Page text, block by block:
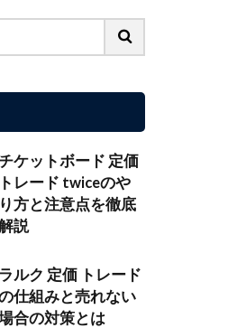
ケットボード 定価
トレード twiceのや
り方と注意点を徹底
説
ラルク 定価 トレード
仕組みと売れない
合の対策とは